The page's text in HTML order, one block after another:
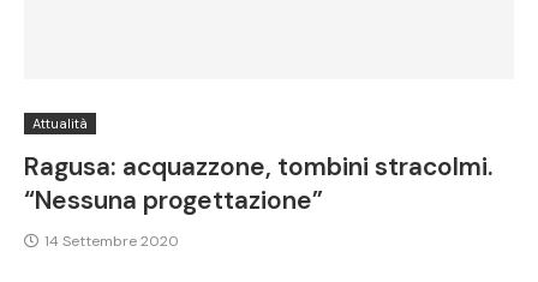
Attualità
Ragusa: acquazzone, tombini stracolmi.
“Nessuna progettazione”
14 Settembre 2020